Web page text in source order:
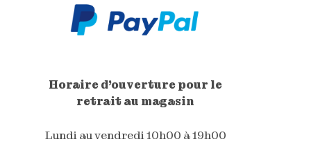
Horaire d'ouverture pour le
retrait au magasin
Lundi au vendredi 10h00 à 19h00